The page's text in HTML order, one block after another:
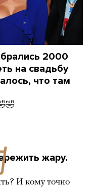
2000
на свадьбу
что там
жару.
И кому точно